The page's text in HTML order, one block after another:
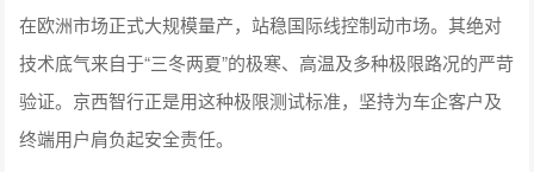
在欧洲市场正式大规模量产，站稳国际线控制动市场。其绝对
技术底气来自于“三冬两夏”的极寒、高温及多种极限路况的严苛
验证。京西智行正是用这种极限测试标准，坚持为车企客户及
终端用户肩负起安全责任。